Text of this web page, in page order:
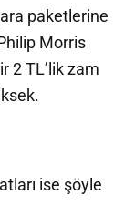
paketlerine
Morris
2 TL’lik zam
ise şöyle